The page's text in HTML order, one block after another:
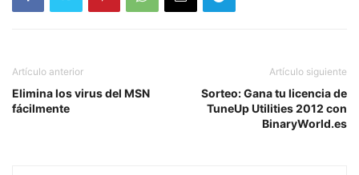
Artículo anterior
Elimina los virus del MSN
fácilmente
Artículo siguiente
Sorteo: Gana tu licencia de
TuneUp Utilities 2012 con
BinaryWorld.es